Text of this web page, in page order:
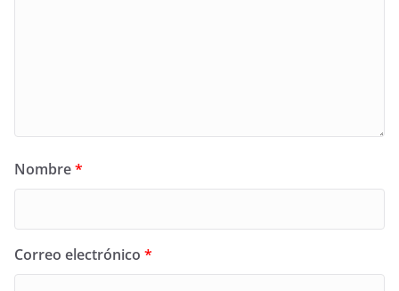
Nombre*
Correo electrónico *